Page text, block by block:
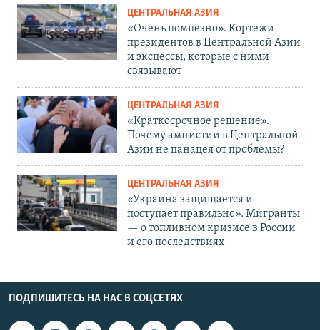
ЦЕНТРАЛЬНАЯ АЗИЯ
«Очень помпезно». Кортежи
президентов в Центральной Азии
и эксцессы, которые с ними
связывают
ЦЕНТРАЛЬНАЯ АЗИЯ
«Краткосрочное решение».
Почему амнистии в Центральной
Азии не панацея от проблемы?
ЦЕНТРАЛЬНАЯ АЗИЯ
«Украина защищается и
поступает правильно». Мигранты
— о топливном кризисе в России
и его последствиях
ПОДПИШИТЕСЬ НА НАС В СОЦСЕТЯХ